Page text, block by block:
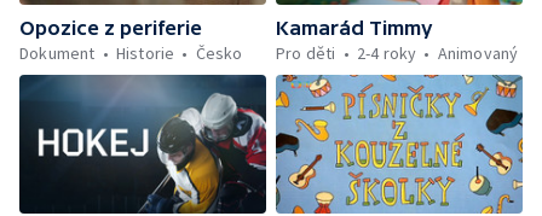
Opozice z periferie
Dokument
Historie Česko
Kamarád Timmy
Pro děti
2-4 roky Animovaný